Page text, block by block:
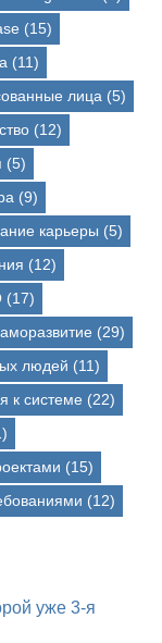
(15)
(11)
лица (5)
(12)
(5)
(9)
карьеры (5)
(12)
(17)
(29)
людей (11)
к системе (22)
(15)
(12)
уже 3-я